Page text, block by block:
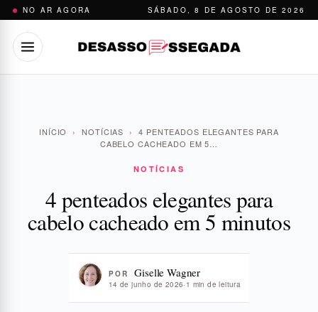
Pular
conteúdo
NO AR AGORA SÁBADO, 8 DE AGOSTO DE 2026
INÍCIO › NOTÍCIAS ›
4 PENTEADOS ELEGANTES PARA
CABELO CACHEADO EM 5…
NOTÍCIAS
4 penteados elegantes para
cabelo cacheado em 5 minutos
POR Giselle Wagner
14 de junho de 2026· 1 min de leitura